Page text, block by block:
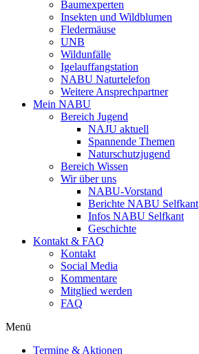
Baumexperten
Insekten und Wildblumen
Fledermäuse
UNB
Wildunfälle
Igelauffangstation
NABU Naturtelefon
Weitere Ansprechpartner
Mein NABU
Bereich Jugend
NAJU aktuell
Spannende Themen
Naturschutzjugend
Bereich Wissen
Wir über uns
NABU-Vorstand
Berichte NABU Selfkant
Infos NABU Selfkant
Geschichte
Kontakt & FAQ
Kontakt
Social Media
Kommentare
Mitglied werden
FAQ
Menü
Termine & Aktionen